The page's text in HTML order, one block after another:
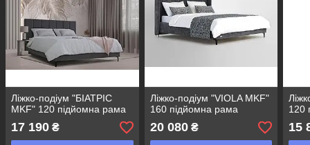
Ліжко-подіум "БІАТРІС
MKF" 120 підйомна рама
17 190 ₴
Ліжко-подіум "VIOLA MKF"
160 підйомна рама
20 080₴
120
15